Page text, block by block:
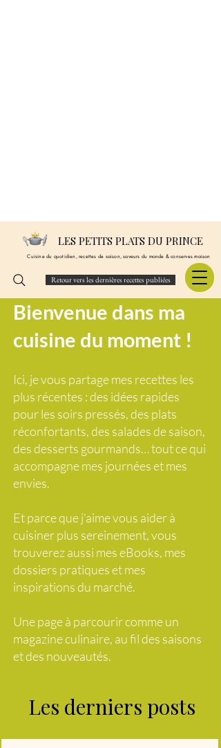
LES PETITS PLATS DU PRINCE
Cuisine du quotidien, recettes de saison, saveurs du monde & conserves maison
Retour vers les dernières recettes publiées
Bienvenue dans ma
cuisine du moment !
Ici, je vous partage mes recettes les
plus récentes : des idées rapides
pour les soirs pressés, des plats
réconfortants, des salades de saison,
des desserts gourmands… tout ce qui
accompagne mes journées et mes
envies.
Et parce que j’aime vous aider à
cuisiner plus sereinement, vous
trouverez aussi mes eBooks, mes
dossiers pratiques et mes
inspirations du marché.
Une page à parcourir comme un
magazine culinaire, au fil des saisons
et des nouveautés.
Les derniers posts